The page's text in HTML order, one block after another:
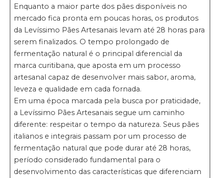
Enquanto a maior parte dos pães disponíveis no
mercado fica pronta em poucas horas, os produtos
da Levíssimo Pães Artesanais levam até 28 horas para
serem finalizados. O tempo prolongado de
fermentação natural é o principal diferencial da
marca curitibana, que aposta em um processo
artesanal capaz de desenvolver mais sabor, aroma,
leveza e qualidade em cada fornada.
Em uma época marcada pela busca por praticidade,
a Levíssimo Pães Artesanais segue um caminho
diferente: respeitar o tempo da natureza. Seus pães
italianos e integrais passam por um processo de
fermentação natural que pode durar até 28 horas,
período considerado fundamental para o
desenvolvimento das características que diferenciam